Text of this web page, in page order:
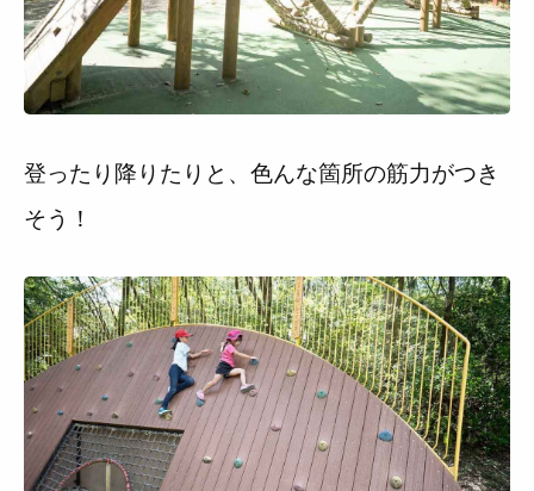
登ったり降りたりと、色んな箇所の筋力がつき
そう！